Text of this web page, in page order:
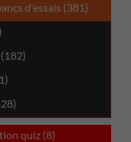
d'essais (381)
quiz (8)